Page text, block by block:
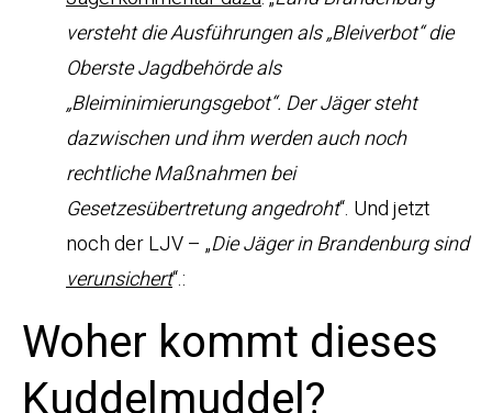
versteht die Ausführungen als „Bleiverbot“ die
Oberste Jagdbehörde als
„Bleiminimierungsgebot“. Der Jäger steht
dazwischen und ihm werden auch noch
rechtliche Maßnahmen bei
Gesetzesübertretung angedroht“. Und jetzt
noch der LJV – „Die Jäger in Brandenburg sind
verunsichert“.:
Woher kommt dieses